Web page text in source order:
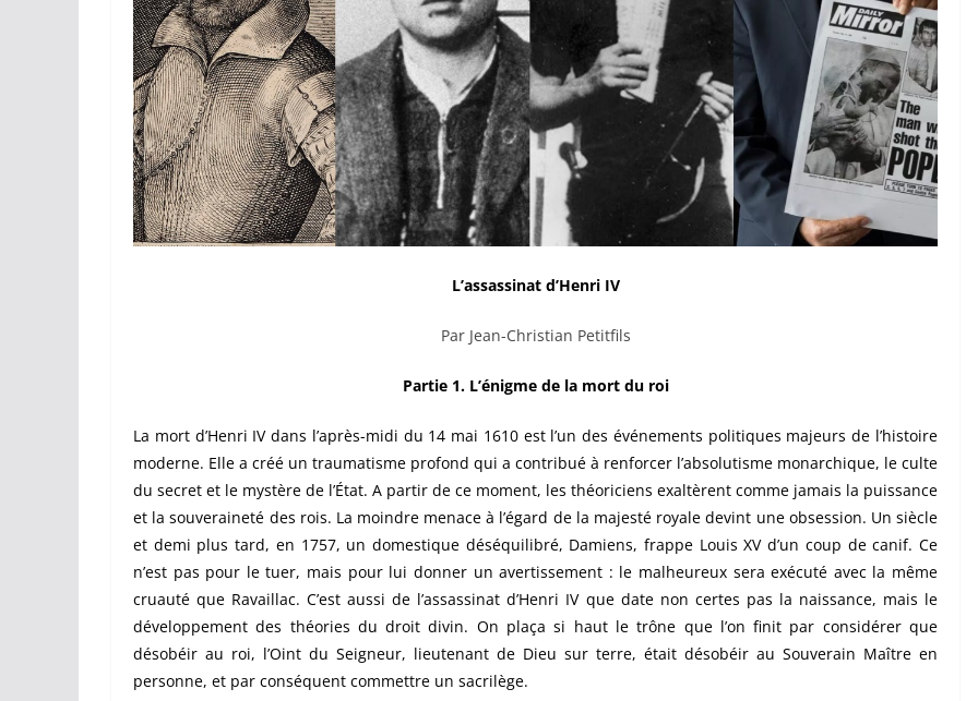
L’assassinat d’Henri IV
Par Jean-Christian Petitfils
Partie 1. L’énigme de la mort du roi
La mort d’Henri IV dans l’après-midi du 14 mai 1610 est l’un des événements politiques majeurs de l’histoire
moderne. Elle a créé un traumatisme profond qui a contribué à renforcer l’absolutisme monarchique, le culte
du secret et le mystère de l’État. A partir de ce moment, les théoriciens exaltèrent comme jamais la puissance
et la souveraineté des rois. La moindre menace à l’égard de la majesté royale devint une obsession. Un siècle
et demi plus tard, en 1757, un domestique déséquilibré, Damiens, frappe Louis XV d’un coup de canif. Ce
n’est pas pour le tuer, mais pour lui donner un avertissement : le malheureux sera exécuté avec la même
cruauté que Ravaillac. C’est aussi de l’assassinat d’Henri IV que date non certes pas la naissance, mais le
développement des théories du droit divin. On plaça si haut le trône que l’on finit par considérer que
désobéir au roi, l’Oint du Seigneur, lieutenant de Dieu sur terre, était désobéir au Souverain Maître en
personne, et par conséquent commettre un sacrilège.